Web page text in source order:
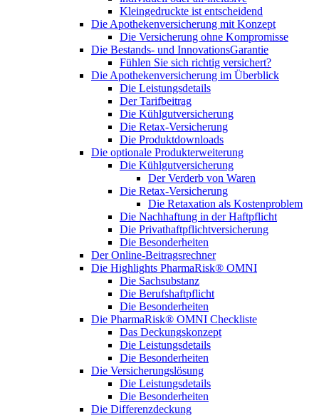
Kleingedruckte ist entscheidend
Die Apothekenversicherung mit Konzept
Die Versicherung ohne Kompromisse
Die Bestands- und InnovationsGarantie
Fühlen Sie sich richtig versichert?
Die Apothekenversicherung im Überblick
Die Leistungsdetails
Der Tarifbeitrag
Die Kühlgutversicherung
Die Retax-Versicherung
Die Produktdownloads
Die optionale Produkterweiterung
Die Kühlgutversicherung
Der Verderb von Waren
Die Retax-Versicherung
Die Retaxation als Kostenproblem
Die Nachhaftung in der Haftpflicht
Die Privathaftpflichtversicherung
Die Besonderheiten
Der Online-Beitragsrechner
Die Highlights PharmaRisk® OMNI
Die Sachsubstanz
Die Berufshaftpflicht
Die Besonderheiten
Die PharmaRisk® OMNI Checkliste
Das Deckungskonzept
Die Leistungsdetails
Die Besonderheiten
Die Versicherungslösung
Die Leistungsdetails
Die Besonderheiten
Die Differenzdeckung